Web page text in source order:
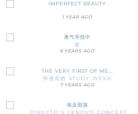
IMPERFECT BEAUTY
1 YEAR AGO
勇气寻找中
迷
6 YEARS AGO
THE VERY FIRST OF ME...
毕业后的 STUDY WEEK
7 YEARS AGO
埃及部落
DIRECTD'S LENOVO CONCEPT